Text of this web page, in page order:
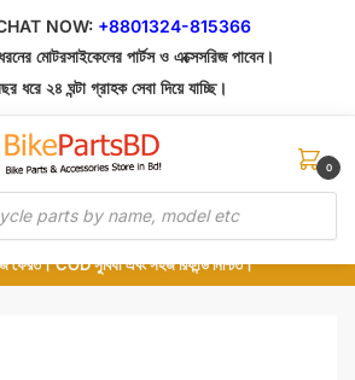
NOW: +8801324-815366
মোটরসাইকেলের পার্টস ও এক্সেসরিজ পাবেন।
ধরে ২৪ ঘন্টা গ্রাহক সেবা দিয়ে যাচ্ছি।
0
সরাসরি সংগ্রহ এবং শুধুমাত্র কুরিয়ার সার্ভিসে ডেলিভারি।
পছন্দ হলে Cash on Delivery দিন, না হলে ৫ মিনিটে ১৯৯
ফেরত। COD সুবিধা এবং সহজ রিফান্ড নিশ্চিত।